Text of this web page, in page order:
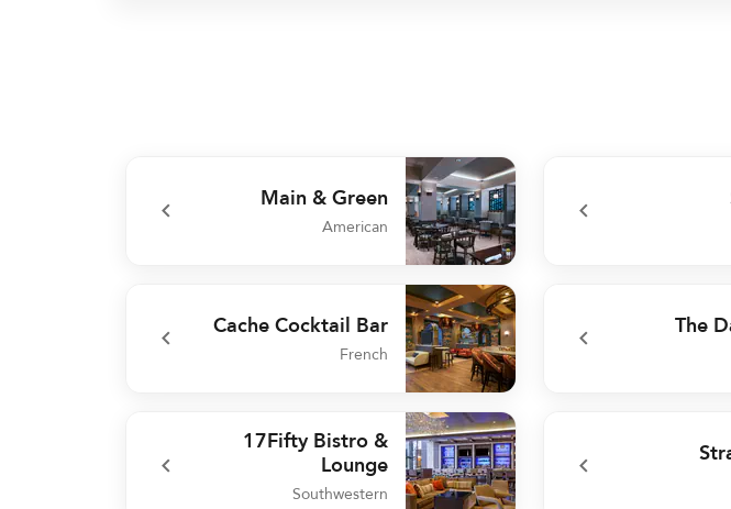
Main & Green
American
undefined Main & Green
The
Cache Cocktail Bar
French
undefined Cache Cocktail Bar
17Fifty Bistro &
Lounge
Southwestern